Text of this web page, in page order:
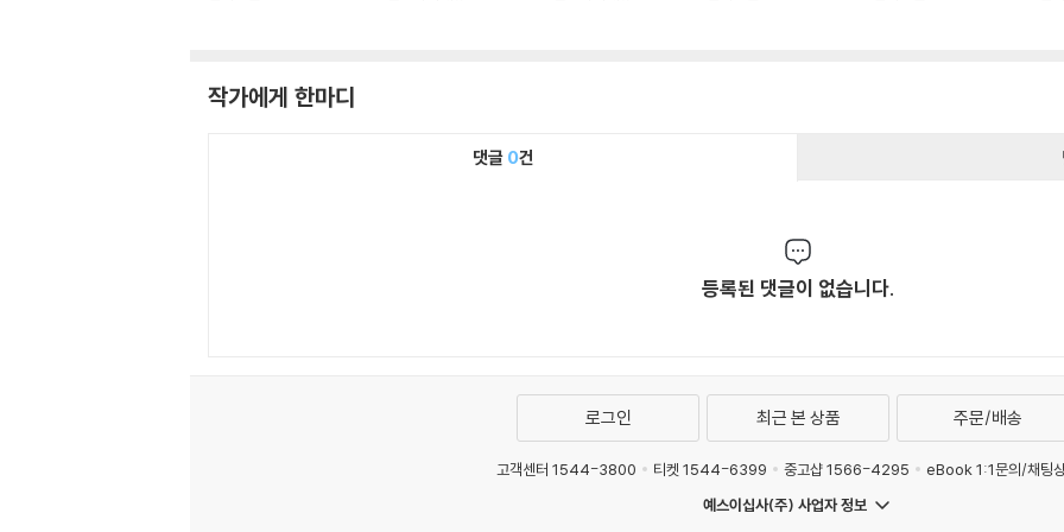
작가에게 한마디
댓글 0건
등록된 댓글이 없습니다.
로그인 최근 본 상품 주문/배송
고객센터 1544-3800 티켓 1544-6399 중고샵 1566-4295
eBook 1:1문의/채팅
예스이십사(주) 사업자 정보